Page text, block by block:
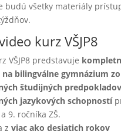
budú všetky materiály
kurz VŠJP8
VŠJP8 predstavuje
bilingválne gymnázium zo
študijných
jazykových schopností
9. ročníka ZŠ.
z viac ako desiatich rokov